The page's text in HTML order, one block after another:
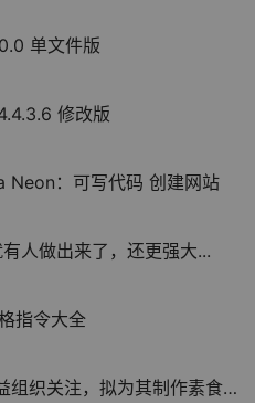
单文件版
修改版
Neon：可写代码 创建网站
人做出来了，还更强大...
指令大全
织关注，拟为其制作素食攻略